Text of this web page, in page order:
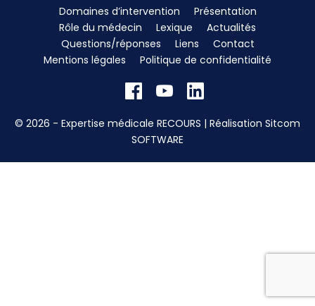
Domaines d’intervention
Présentation
Rôle du médecin
Lexique
Actualités
Questions/réponses
Liens
Contact
Mentions légales
Politique de confidentialité
© 2026 - Expertise médicale RECOURS | Réalisation Sitcom
SOFTWARE